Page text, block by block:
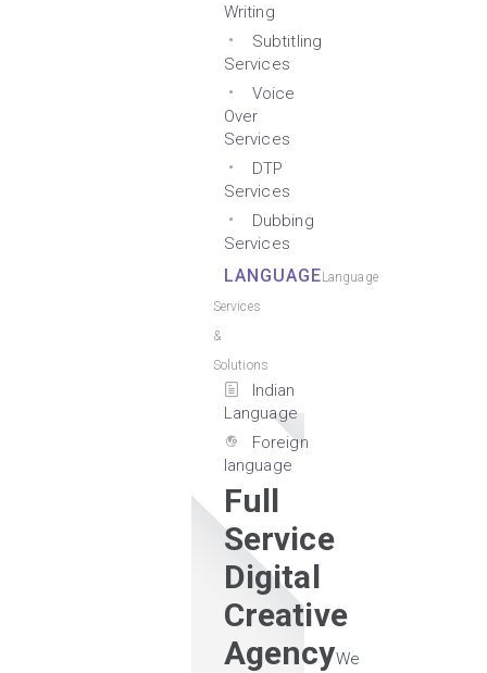
Writing
Subtitling
Services
Voice
Over
Services
DTP
Services
Dubbing
Services
LANGUAGELanguage
Services
&
Solutions
Indian
Language
Foreign
language
Full
Service
Digital
Creative
AgencyWe